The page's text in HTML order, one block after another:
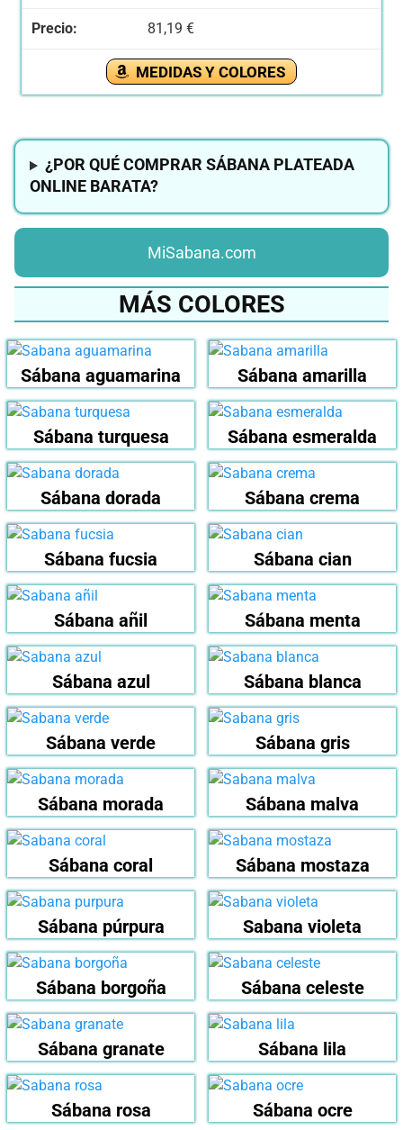
81,19 €
MEDIDAS Y COLORES
¿POR QUÉ COMPRAR SÁBANA PLATEADA
ONLINE BARATA?
MiSabana.com
MÁS COLORES
Sábana aguamarina Sábana amarilla
Sábana turquesa Sábana esmeralda
Sábana dorada Sábana crema
Sábana fucsia Sábana cian
Sábana añil Sábana menta
Sábana azul Sábana blanca
Sábana verde Sábana gris
Sábana morada Sábana malva
Sábana coral Sábana mostaza
Sábana púrpura Sabana violeta
Sábana borgoña Sábana celeste
Sábana granate Sábana lila
Sábana rosa Sábana ocre